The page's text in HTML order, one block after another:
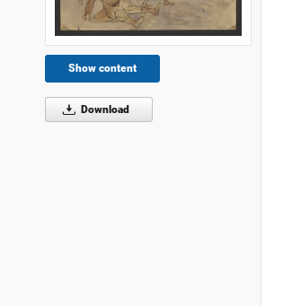
Show content
Download